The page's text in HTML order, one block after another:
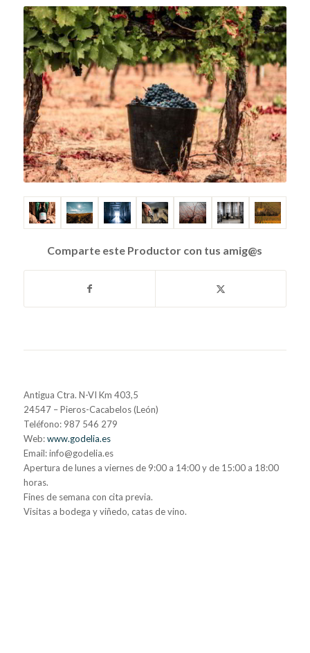
Comparte este Productor con tus amig@s
Antigua Ctra. N-VI Km 403,5
24547 – Pieros-Cacabelos (León)
Teléfono: 987 546 279
Web:www.godelia.es
Email: info@godelia.es
Apertura de lunes a viernes de 9:00 a 14:00 y de 15:00 a 18:00
horas.
Fines de semana con cita previa.
Visitas a bodega y viñedo, catas de vino.